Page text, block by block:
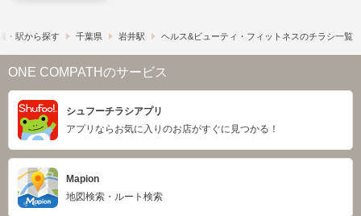
・駅から探す 千葉県 岩井駅 ヘルス&ビューティ・フィットネスのチラシ一覧
ONE COMPATHのサービス
シュフーチラシアプリ
アプリならお気に入りのお店がすぐに見つかる！
Mapion
地図検索・ルート検索